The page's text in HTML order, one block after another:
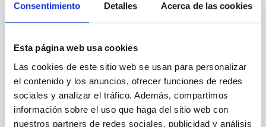
Consentimiento Detalles Acerca de las cookies
Esta página web usa cookies
Las cookies de este sitio web se usan para personalizar
el contenido y los anuncios, ofrecer funciones de redes
sociales y analizar el tráfico. Además, compartimos
información sobre el uso que haga del sitio web con
nuestros partners de redes sociales, publicidad y análisis
Diana Morant preside el Consejo Rector
España aportará 3,5 M€ extraordinarios en
2026 para su actividad
La ministra ha felicitado al IAC por haber recuperado
este año la acreditación como Centro de Excelencia
Severo Ochoa para el periodo 2026-2029, el mayor
reconocimiento científico que puede recibir un centro